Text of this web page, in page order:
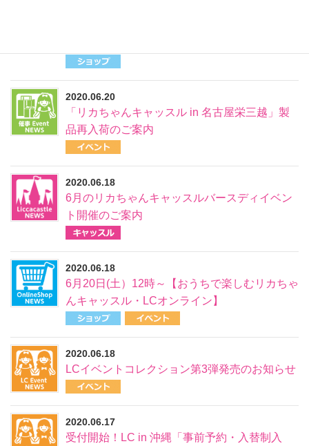
2020.06.20
「リカちゃんキャッスル in 名古屋栄三越」製
品再入荷のご案内
2020.06.18
6月のリカちゃんキャッスルバースディイベン
ト開催のご案内
2020.06.18
6月20日(土）12時～【おうちで楽しむリカちゃ
んキャッスル・LCオンライン】
2020.06.18
LCイベントコレクション第3弾発売のお知らせ
2020.06.17
受付開始！LC in 沖縄「事前予約・入替制入